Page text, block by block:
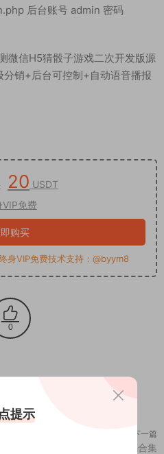
后台账号 admin 密码
20 USDT
VIP免费
购买
身VIP免费技术支持：@byym8
0
下一篇
2020年H5电玩房卡游戏源码合集
提示